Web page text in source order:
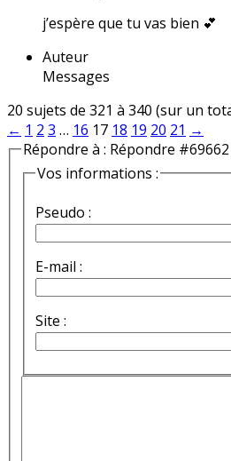
j’espère que tu vas bien 💕
Auteur
Messages
20 sujets de 321 à 340 (sur un
← 1 2 3 … 16 17 18 19 20 21 →
Répondre à : Répondre
Vos informations :
Pseudo :
E-mail :
Site :